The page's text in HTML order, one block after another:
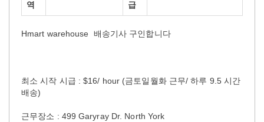
역
급
Hmart warehouse 배송기사 구인합니다
최소 시작 시급 : $16/ hour (금토일월화 근무/ 하루 9.5 시간
배송)
근무장소 : 499 Garyray Dr. North York